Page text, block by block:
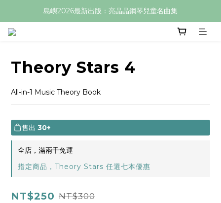
島嶼2026最新出版：亮晶晶鋼琴兒童名曲集
Theory Stars 4
All-in-1 Music Theory Book
售出 30+
全店，滿兩千免運
指定商品，Theory Stars 任選七本優惠
NT$250 NT$300